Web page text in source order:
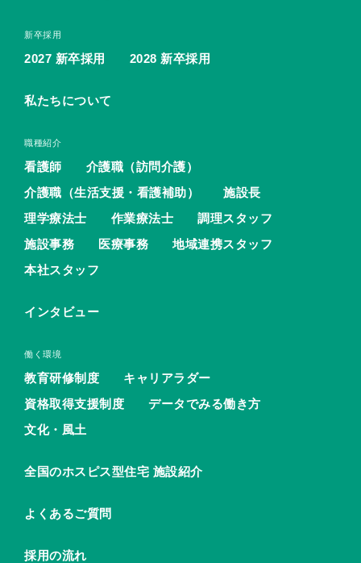
新卒採用
2027 新卒採用 2028 新卒採用
私たちについて
職種紹介
看護師
介護職（訪問介護）
介護職（生活支援・看護補助）
施設長
理学療法士
作業療法士
調理スタッフ
施設事務
医療事務
地域連携スタッフ
本社スタッフ
インタビュー
働く環境
教育研修制度
キャリアラダー
資格取得支援制度
データでみる働き方
文化・風土
全国のホスピス型住宅 施設紹介
よくあるご質問
採用の流れ